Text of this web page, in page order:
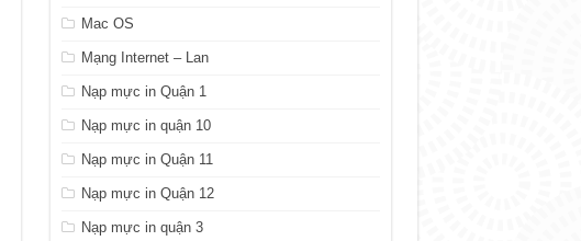
Mac OS
Mạng Internet – Lan
Nạp mực in Quận 1
Nạp mực in quận 10
Nạp mực in Quận 11
Nạp mực in Quận 12
Nạp mực in quận 3